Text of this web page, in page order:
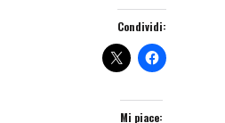
Condividi:
Mi piace: